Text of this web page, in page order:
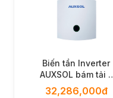
Biến tần Inverter
AUXSOL bám tải -
30kw 3 pha
32,286,000đ